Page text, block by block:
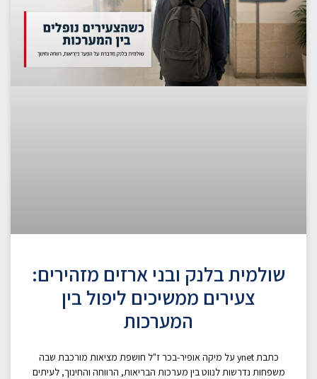
שולמית בלנק ובני ארזים מזהירים:
צעירים ממשיכים ליפול בין
המערכות
כתבת ynet על מיקה אופיר-בכר ז"ל חושפת מציאות מורכבת שבה
משפחות נדרשות לנווט בין מערכות הבריאות, הרווחה והחינוך, לעיתים